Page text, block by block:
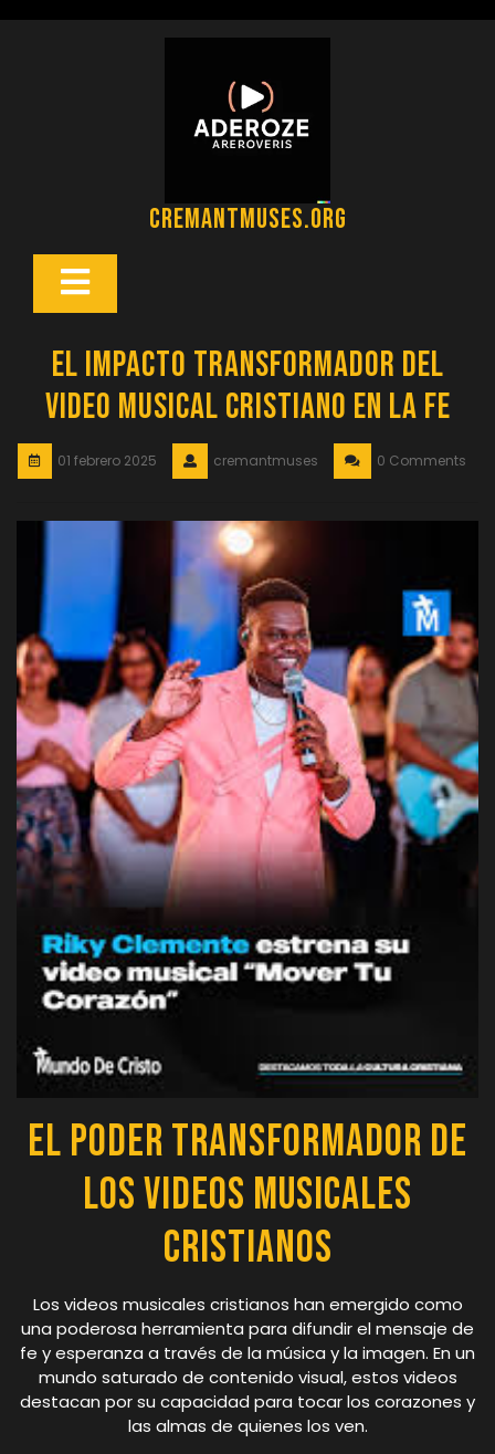
cremantmuses.org
Botón
El Impacto Transformador del
Video Musical Cristiano en la Fe
01 febrero 2025 cremantmuses 0 Comments
El Poder Transformador de
los Videos Musicales
Cristianos
Los videos musicales cristianos han emergido como
una poderosa herramienta para difundir el mensaje de
fe y esperanza a través de la música y la imagen. En un
mundo saturado de contenido visual, estos videos
destacan por su capacidad para tocar los corazones y
las almas de quienes los ven.